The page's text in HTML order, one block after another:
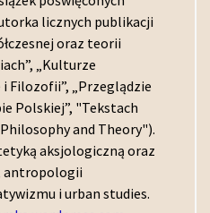
licznych publikacji
oraz teorii
„Kulturze
i Filozofii”, „Przeglądzie
Polskiej”, "Tekstach
and Theory").
aksjologiczną oraz
antropologii
i urban studies.